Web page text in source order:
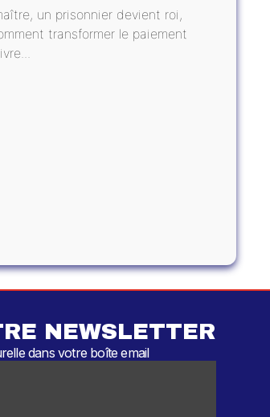
un prisonnier devient roi,
transformer le paiement
NEWSLETTER
dans votre boîte email